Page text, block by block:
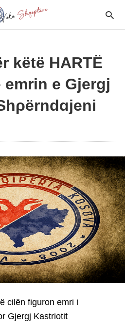
këtë HARTË
e Gjergj
cilën figuron emri i
Gjergj Kastriotit